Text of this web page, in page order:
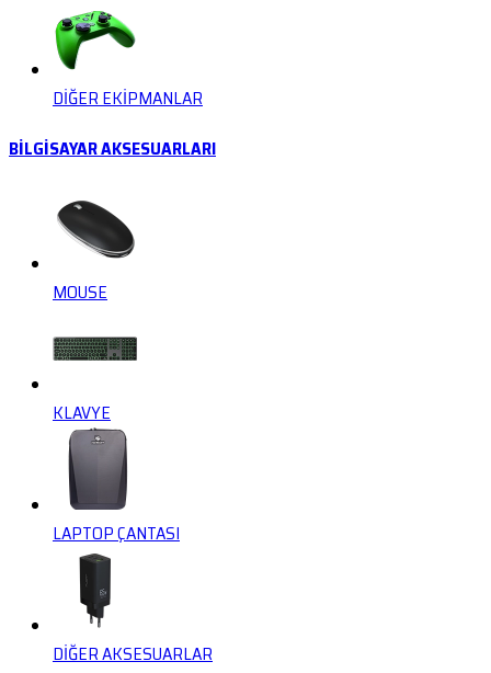
DİĞER EKİPMANLAR
BİLGİSAYAR AKSESUARLARI
MOUSE
KLAVYE
LAPTOP ÇANTASI
DİĞER AKSESUARLAR